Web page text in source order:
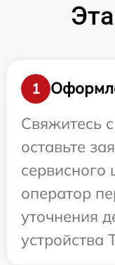
1
Свяжитесь
оставьте
сервисного
оператор
уточнения
устройства